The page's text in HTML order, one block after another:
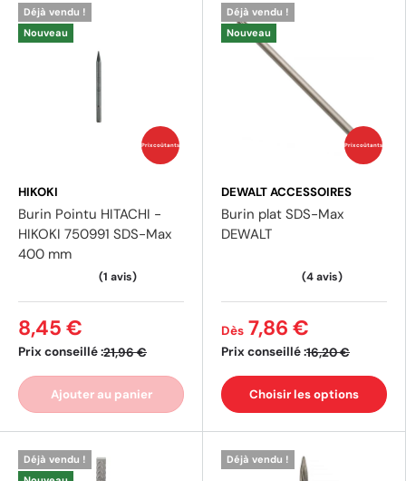
Prix coûtants
Déjà vendu !
Nouveau
HIKOKI
Burin Pointu HITACHI -
HIKOKI 750991 SDS-Max
400 mm
Prix conseillé :21,96 €
8,45 €
Ajouter au panier
Prix coûtants
Déjà vendu !
Nouveau
DEWALT ACCESSOIRES
Burin plat SDS-Max
DEWALT
Prix conseillé :16,20 €
Dès 7,86 €
Choisir les options
Déjà vendu !
Déjà vendu !